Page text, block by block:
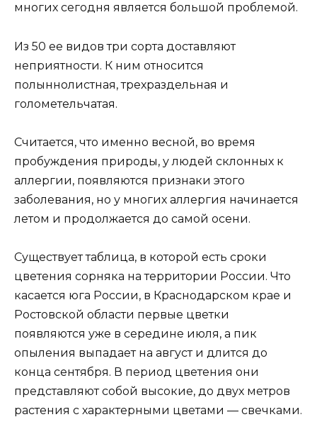
многих сегодня является большой проблемой.
Из 50 ее видов три сорта доставляют
неприятности. К ним относится
полыннолистная, трехраздельная и
голометельчатая.
Считается, что именно весной, во время
пробуждения природы, у людей склонных к
аллергии, появляются признаки этого
заболевания, но у многих аллергия начинается
летом и продолжается до самой осени.
Существует таблица, в которой есть сроки
цветения сорняка на территории России. Что
касается юга России, в Краснодарском крае и
Ростовской области первые цветки
появляются уже в середине июля, а пик
опыления выпадает на август и длится до
конца сентября. В период цветения они
представляют собой высокие, до двух метров
растения с характерными цветами — свечками.